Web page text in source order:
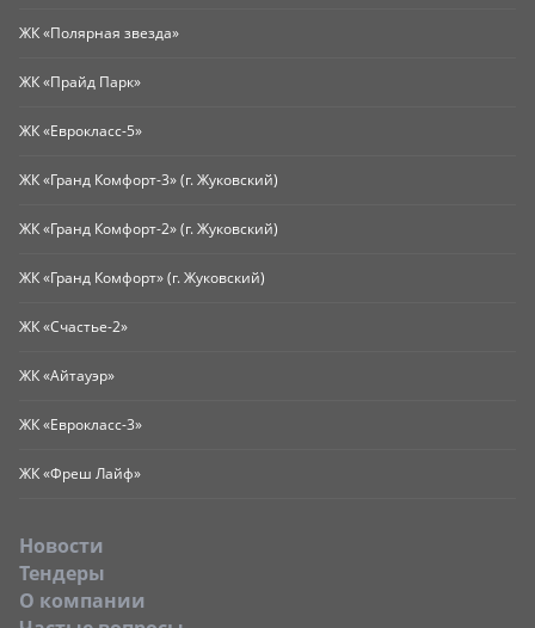
ЖК «Полярная звезда»
ЖК «Прайд Парк»
ЖК «Еврокласс-5»
ЖК «Гранд Комфорт-3» (г. Жуковский)
ЖК «Гранд Комфорт-2» (г. Жуковский)
ЖК «Гранд Комфорт» (г. Жуковский)
ЖК «Счастье-2»
ЖК «Айтауэр»
ЖК «Еврокласс-3»
ЖК «Фреш Лайф»
Новости
Тендеры
O компании